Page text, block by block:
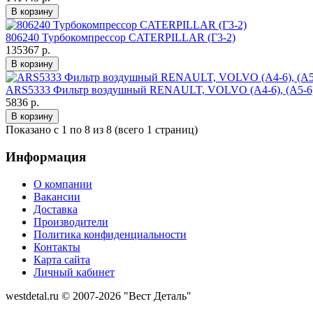
806240 Турбокомпрессор CATERPILLAR (Г3-2)
135367 р.
ARS5333 Фильтр воздушный RENAULT, VOLVO (А4-6), (А5-
5836 р.
Показано с 1 по 8 из 8 (всего 1 страниц)
Информация
О компании
Вакансии
Доставка
Производители
Политика конфиденциальности
Контакты
Карта сайта
Личный кабинет
westdetal.ru © 2007-2026 "Вест Деталь"